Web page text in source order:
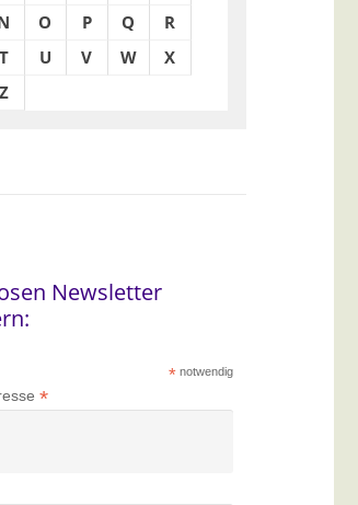
O P Q
R
T U V W
X
Z
Newsletter
* notwendig
*